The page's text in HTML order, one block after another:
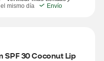
mismo día
Envío
SPF 30 Coconut Lip